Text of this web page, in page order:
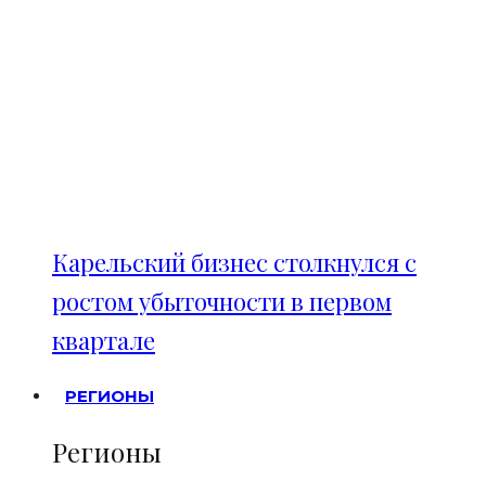
Карельский бизнес столкнулся с
ростом убыточности в первом
квартале
РЕГИОНЫ
Регионы